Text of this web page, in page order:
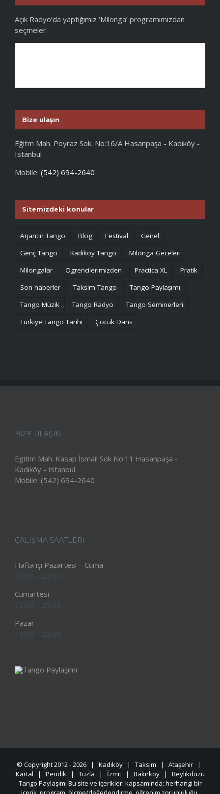
Açık Radyo’da yaptığımız ‘Milonga’ programımızdan
seçmeler.
Bize ulaşın
Eğitm Mah. Poyraz Sok. No:16/A Hasanpaşa - Kadıköy -
Istanbul
Mobile: (542) 694-2640
Sitemizdeki konular
Arjantin Tango Blog Festival
Genel
Genç Tango
Kadıköy Tango
Milonga Geceleri
Milongalar
Ogrencilerimizden Practica XL
Pratik
Son haberler
Taksim Tango
Tango Paylaşımı
Tango Müzik
Tango Radyo
Tango Seminerleri
Türkiye Tango Tarihi
Çocuk Dans
BIZE ULAŞIN
Egitim Mah. Kasap İsmail Sok No:11 Hasanpaşa -
Kadıköy - Istanbul
Mobile: (542) 694-2640
ÇALIŞMA SAATLERİ
Hafta içi Pazartesi – Cuma
10:00 – 22:00
Cumartesi
12:00 – 20:00
Pazar
12:00 – 22:00
© Copyright 2012 -2026 | Kadıköy | Taksim | Ataşehir |
Kartal | Pendik | Tuzla | İzmit | Bakırköy | Beylikdüzü
Tango Paylaşımı Bu site ve içerikleri kapsamında; herhangi bir